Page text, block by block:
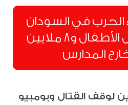
الحرب في السودان
سلبت مستقبل الأطفال و8 ملايين
المدارس
لوقف القتال وبومبيو